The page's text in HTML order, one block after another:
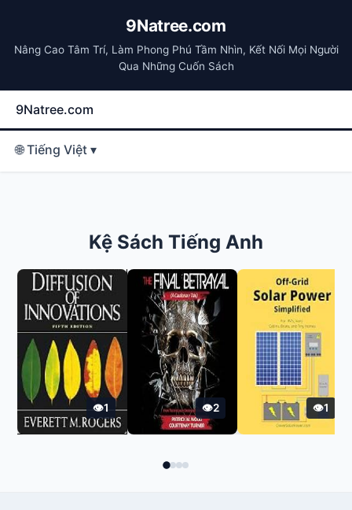
9Natree.com
Nâng Cao Tâm Trí, Làm Phong Phú Tầm Nhìn, Kết Nối Mọi Người
Qua Những Cuốn Sách
9Natree.com
🌐 Tiếng Việt ▾
Kệ Sách Tiếng Anh
1 2 1